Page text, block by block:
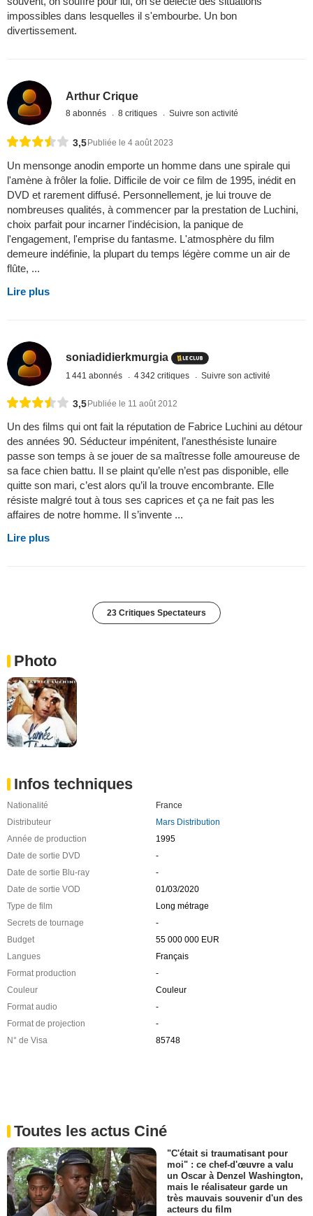
impossibles dans lesquelles il s'embourbe. Un bon
divertissement.
Arthur Crique
8 abonnés 8 critiques Suivre son activité
3,5 Publiée le 4 août 2023
Un mensonge anodin emporte un homme dans une spirale qui
l'amène à frôler la folie. Difficile de voir ce film de 1995, inédit en
DVD et rarement diffusé. Personnellement, je lui trouve de
nombreuses qualités, à commencer par la prestation de Luchini,
choix parfait pour incarner l'indécision, la panique de
l'engagement, l'emprise du fantasme. L'atmosphère du film
demeure indéfinie, la plupart du temps légère comme un air de
flûte, ...
Lire plus
soniadidierkmurgia
1 441 abonnés 4 342 critiques Suivre son activité
3,5 Publiée le 11 août 2012
Un des films qui ont fait la réputation de Fabrice Luchini au détour
des années 90. Séducteur impénitent, l’anesthésiste lunaire
passe son temps à se jouer de sa maîtresse folle amoureuse de
sa face chien battu. Il se plaint qu’elle n’est pas disponible, elle
quitte son mari, c’est alors qu’il la trouve encombrante. Elle
résiste malgré tout à tous ses caprices et ça ne fait pas les
affaires de notre homme. Il s’invente ...
Lire plus
23 Critiques Spectateurs
Photo
Infos techniques
Nationalité
France
Distributeur
Mars Distribution
Année de production
1995
Date de sortie DVD
-
Date de sortie Blu-ray
-
Date de sortie VOD
01/03/2020
Type de film
Long métrage
Secrets de tournage
-
Budget
55 000 000 EUR
Langues
Français
Format production
-
Couleur
Couleur
Format audio
-
Format de projection
-
N° de Visa
85748
Toutes les actus Ciné
"C'était si traumatisant pour
moi" : ce chef-d'œuvre a valu
un Oscar à Denzel Washington,
mais le réalisateur garde un
très mauvais souvenir d'un des
acteurs du film